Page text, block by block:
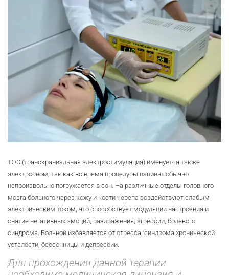
ТЭС (транскраниальная электростимуляция) именуется также
электросном, так как во время процедуры пациент обычно
непроизвольно погружается в сон. На различные отделы головного
мозга больного через кожу и кости черепа воздействуют слабым
электрическим током, что способствует модуляции настроения и
снятие негативных эмоций, раздражения, агрессии, болевого
синдрома. Больной избавляется от стресса, синдрома хронической
усталости, бессонницы и депрессии.
Для прохождения данной терапии